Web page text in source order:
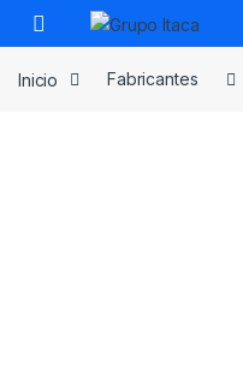
Inicio Fabricantes